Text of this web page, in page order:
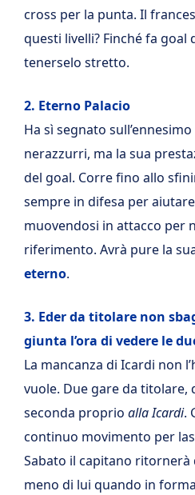
cross per la punta. Il
questi livelli? Finché fa goal
tenerselo stretto.
2. Eterno Palacio
Ha sì segnato
nerazzurri, ma la sua
del goal. Corre fino allo
sempre in difesa per
muovendosi in attacco per
riferimento. Avrà pure la
eterno.
3. Eder da titolare non
giunta l’ora di vedere le
La mancanza di Icardi non
vuole. Due gare da titolare,
seconda proprio alla Icardi.
continuo movimento per
Sabato il capitano ritornerà
meno di lui quando in